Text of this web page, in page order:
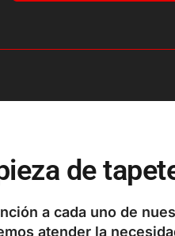
de
a cada uno de
atender la